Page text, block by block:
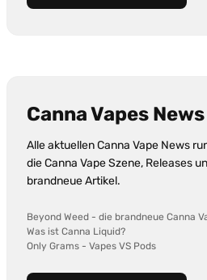
Canna Vapes News
Alle aktuellen Canna Vape News
die Canna Vape Szene, Releases
brandneue Artikel.
Beyond Weed - die brandneue Canna
Was ist Canna Liquid?
Only Grams - Vapes VS Pods